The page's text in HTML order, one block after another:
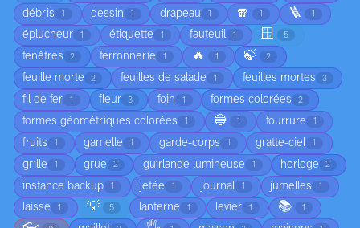
débris 1 dessin 1 drapeau 1 🧣 1 🪜 1
éplucheur 1 étiquette 1 fauteuil 1 🪟 5
fenêtres 2 ferronnerie 1 🔥 1 🍃 2
feuille morte 2 feuilles de salade 1 feuilles mortes 3
fil de fer 1 fleur 3 foin 1 formes colorées 2
formes géométriques colorées 1 🔵 1 fourrure 1
fruits 1 gamelle 1 garde-corps 1 gratte-ciel 1
grille 1 grue 2 guirlande lumineuse 1 horloge 2
instance backup 1 jetée 1 journal 1 jumelles 1
laisse 1 💡 5 lanterne 1 levier 1 📚 1